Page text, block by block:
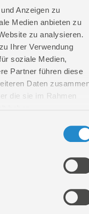
Anzeigen zu
Medien anbieten zu
zu analysieren.
Ihrer Verwendung
soziale Medien,
Partner führen diese
Daten
die sie im Rahmen
450 mm
102 mm
45 mm
0,072 kg
0,087 kg
4015671411907